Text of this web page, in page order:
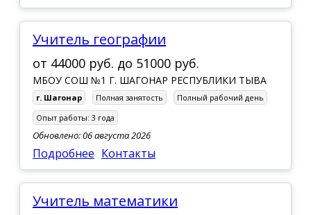
учитель географии
от 44000 руб. до 51000 руб.
МБОУ СОШ №1 Г. ШАГОНАР РЕСПУБЛИКИ ТЫВА
г. Шагонар Полная занятость
Полный рабочий день
Опыт работы: 3 года
Обновлено: 06 августа 2026
Подробнее Контакты
учитель математики